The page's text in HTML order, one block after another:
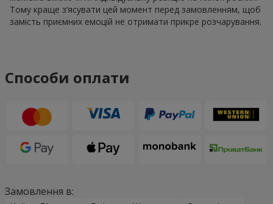
Тому краще з’ясувати цей момент перед замовленням, щоб
замість приємних емоцій не отримати прикре розчарування.
Способи оплати
Замовлення в: